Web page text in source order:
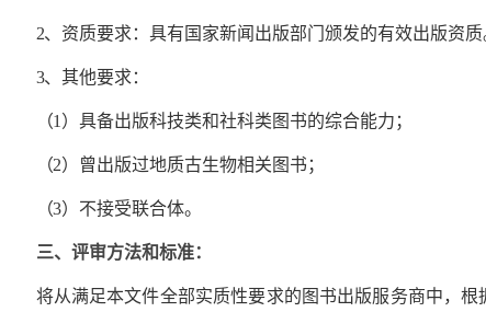
2、资质要求：具有国家新闻出版部门颁发的有效出版资质
3、其他要求：
（1 ）具备出版科技类和社科类图书的综合能力；
（2）曾出版过地质古生物相关图书；
（3）不接受联合体。
三、评审方法和标准：
将从满足本文件全部实质性要求的图书出版服务商中，根